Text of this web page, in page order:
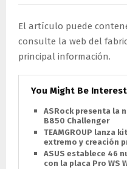
El artículo puede
consulte la web del
principal información.
You Might Be
ASRock presenta la
B850 Challenger
TEAMGROUP lanza
extremo y creación
ASUS establece 46
con la placa Pro WS